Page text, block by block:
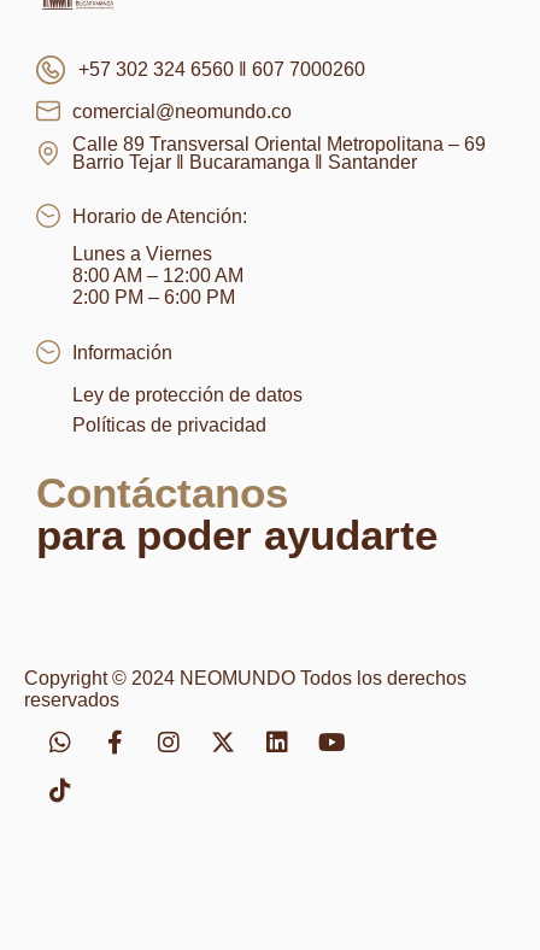
+57 302 324 6560 ‖ 607 7000260
comercial@neomundo.co
Calle 89 Transversal Oriental Metropolitana – 69
Barrio Tejar ‖ Bucaramanga ‖ Santander
Horario de Atención:
Lunes a Viernes
8:00 AM – 12:00 AM
2:00 PM – 6:00 PM
Información
Ley de protección de datos
Políticas de privacidad
Contáctanos
para poder ayudarte
Copyright © 2024 NEOMUNDO Todos los derechos
reservados